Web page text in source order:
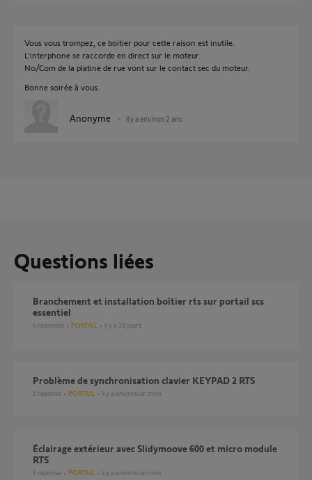
Vous vous trompez, ce boitier pour cette raison est inutile.
L'interphone se raccorde en direct sur le moteur.
No/Com de la platine de rue vont sur le contact sec du moteur.
Bonne soirée à vous.
Anonyme il y a environ 2 ans
Questions liées
Branchement et installation boîtier rts sur portail scs
essentiel
4 réponses PORTAIL il y a 18 jours
Problème de synchronisation clavier KEYPAD 2 RTS
1 réponse PORTAIL il y a environ un mois
Éclairage extérieur avec Slidymoove 600 et micro module
RTS
1 réponse PORTAIL il y a environ un mois